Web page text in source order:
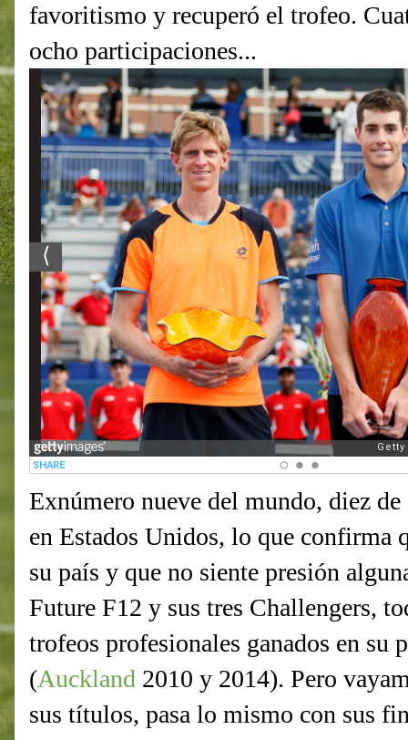
favoritismo y recuperó el trofeo.
ocho participaciones...
Exnúmero nueve del mundo, diez
en Estados Unidos, lo que confirma
su país y que no siente presión
Future F12 y sus tres Challengers,
trofeos profesionales ganados en su
(Auckland 2010 y 2014). Pero
sus títulos, pasa lo mismo con sus